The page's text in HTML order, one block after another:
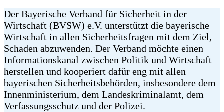
Der Bayerische Verband für Sicherheit in der
Wirtschaft (BVSW) e.V. unterstützt die bayerische
Wirtschaft in allen Sicherheitsfragen mit dem Ziel,
Schaden abzuwenden. Der Verband möchte einen
Informationskanal zwischen Politik und Wirtschaft
herstellen und kooperiert dafür eng mit allen
bayerischen Sicherheitsbehörden, insbesondere dem
Innenministerium, dem Landeskriminalamt, dem
Verfassungsschutz und der Polizei.